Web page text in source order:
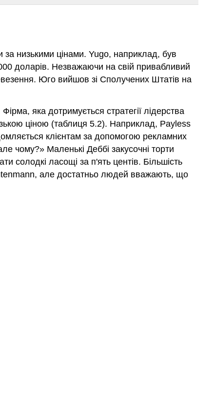
за низькими цінами. Yugo, наприклад, був
доларів. Незважаючи на свій привабливий
Юго вийшов зі Сполучених Штатів на
Фірма, яка дотримується стратегії лідерства
ціною (таблиця 5.2). Наприклад, Payless
клієнтам за допомогою рекламних
чому?» Маленькі Деббі закусочні торти
ласощі за п'ять центів. Більшість
але достатньо людей вважають, що